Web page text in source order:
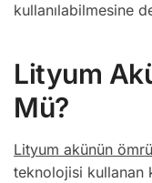
kullanılabilmesine
Lityum
Mü?
Lityum akünün ömrü
teknolojisi kullanan